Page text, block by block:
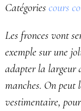
Catégories cours
Les fronces vont
exemple sur une
adapter la largeur
manches. On peut
vestimentaire,